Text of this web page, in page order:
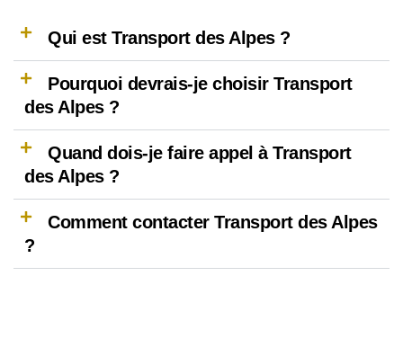
Qui est Transport des Alpes ?
Pourquoi devrais-je choisir Transport
des Alpes ?
Quand dois-je faire appel à Transport
des Alpes ?
Comment contacter Transport des Alpes
?